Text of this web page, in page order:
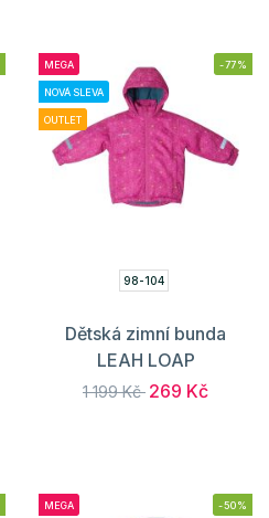
MEGA
NOVÁ SLEVA
OUTLET
-77%
98-104
Dětská zimní bunda
LEAH LOAP
1 199 Kč 269 Kč
MEGA -50%